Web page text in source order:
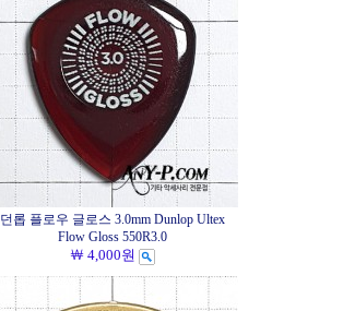
던롭 플로우 글로스 3.0mm Dunlop Ultex
Flow Gloss 550R3.0
￦ 4,000원